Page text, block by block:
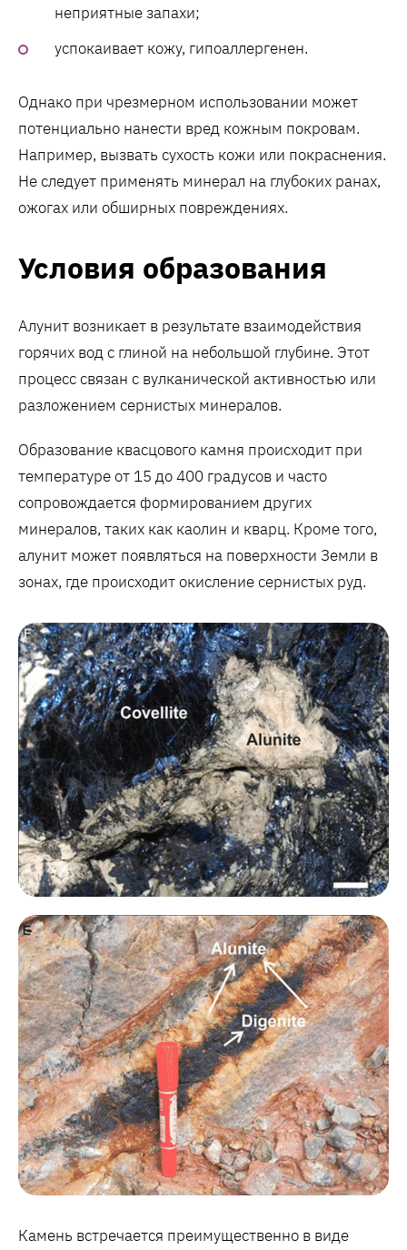
неприятные запахи;
успокаивает кожу, гипоаллергенен.
Однако при чрезмерном использовании может
потенциально нанести вред кожным покровам.
Например, вызвать сухость кожи или покраснения.
Не следует применять минерал на глубоких ранах,
ожогах или обширных повреждениях.
Условия образования
Алунит возникает в результате взаимодействия
горячих вод с глиной на небольшой глубине. Этот
процесс связан с вулканической активностью или
разложением сернистых минералов.
Образование квасцового камня происходит при
температуре от 15 до 400 градусов и часто
сопровождается формированием других
минералов, таких как каолин и кварц. Кроме того,
алунит может появляться на поверхности Земли в
зонах, где происходит окисление сернистых руд.
Камень встречается преимущественно в виде